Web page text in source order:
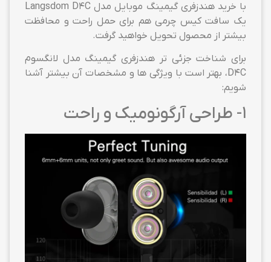
با خرید هندزفری گیمینگ موبایل مدل Langsdom D4C
یک سافت کیس چرمی هم برای حمل راحت و محافظت
بیشتر از محصول تحویل خواهید گرفت.
برای شناخت جزئی تر هندزفری گیمینگ مدل لانگسوم
D4C، بهتر است با ویژگی ها و مشخصات آن بیشتر آشنا
شویم:
1- طراحی آرگونومیک و راحت